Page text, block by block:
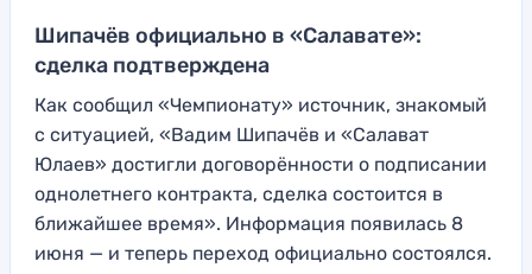
Шипачёв официально в «Салавате»:
сделка подтверждена
Как сообщил «Чемпионату» источник, знакомый
с ситуацией, «Вадим Шипачёв и «Салават
Юлаев» достигли договорённости о подписании
однолетнего контракта, сделка состоится в
ближайшее время». Информация появилась 8
июня — и теперь переход официально состоялся.